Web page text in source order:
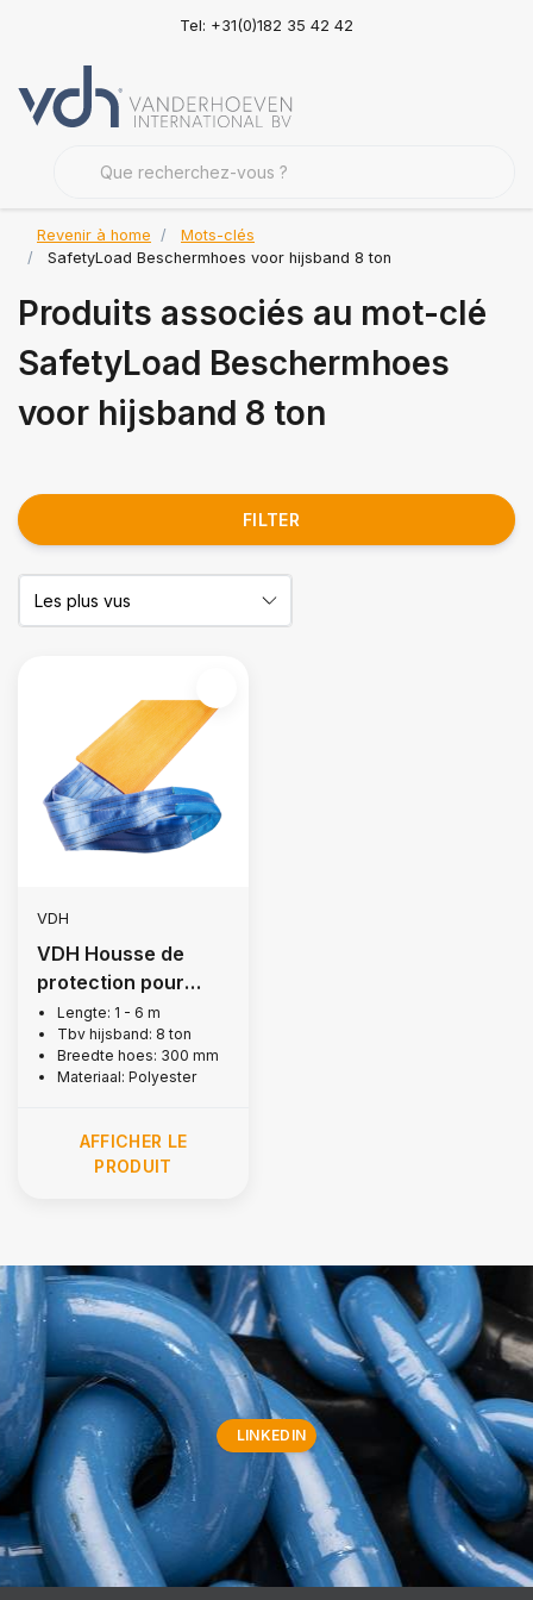
Tel: +31(0)182 35 42 42
Revenir à home
Mots-clés
SafetyLoad Beschermhoes voor hijsband 8 ton
Produits associés au mot-clé
SafetyLoad Beschermhoes
voor hijsband 8 ton
FILTER
VDH
VDH Housse de
protection pour
sangle de levage, 8
tonnes
Lengte: 1 - 6 m
Tbv hijsband: 8 ton
Breedte hoes: 300 mm
Materiaal: Polyester
AFFICHER LE
PRODUIT
LINKEDIN